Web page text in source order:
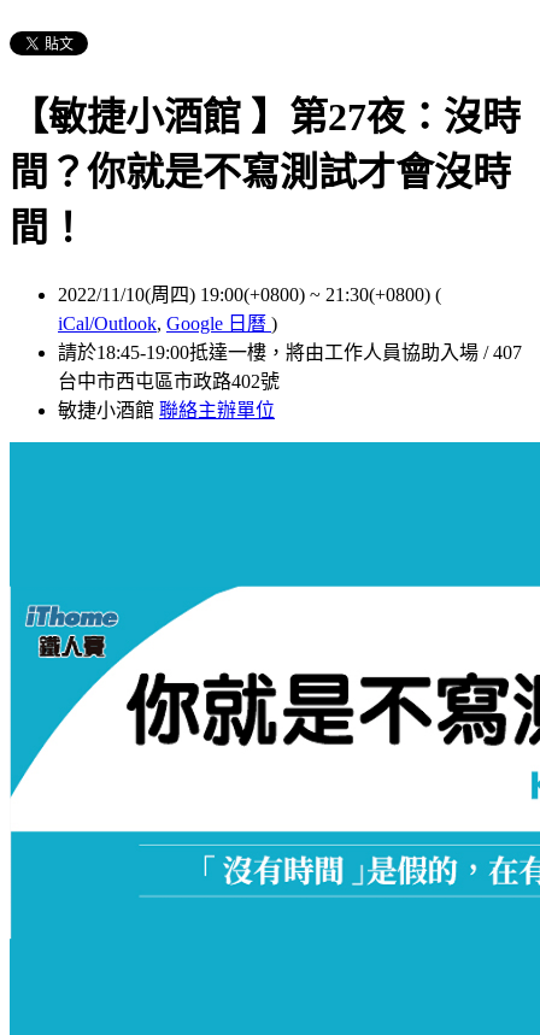
【敏捷小酒館 】第27夜：沒時
間？你就是不寫測試才會沒時
間！
2022/11/10(周四) 19:00(+0800) ~ 21:30(+0800) (
iCal/Outlook, Google 日曆 )
請於18:45-19:00抵達一樓，將由工作人員協助入場 / 407
台中市西屯區市政路402號
敏捷小酒館 聯絡主辦單位